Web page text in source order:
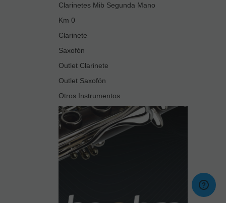
Clarinetes Mib Segunda Mano
Km 0
Clarinete
Saxofón
Outlet Clarinete
Outlet Saxofón
Otros Instrumentos